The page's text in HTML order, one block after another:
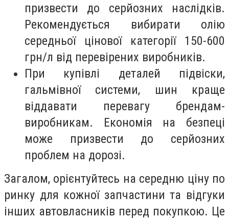
призвести до серйозних наслідків.
Рекомендується вибирати олію
середньої цінової категорії 150-600
грн/л від перевірених виробників.
При купівлі деталей підвіски,
гальмівної системи, шин краще
віддавати перевагу брендам-
виробникам. Економія на безпеці
може призвести до серйозних
проблем на дорозі.
Загалом, орієнтуйтесь на середню ціну по
ринку для кожної запчастини та відгуки
інших автовласників перед покупкою. Це